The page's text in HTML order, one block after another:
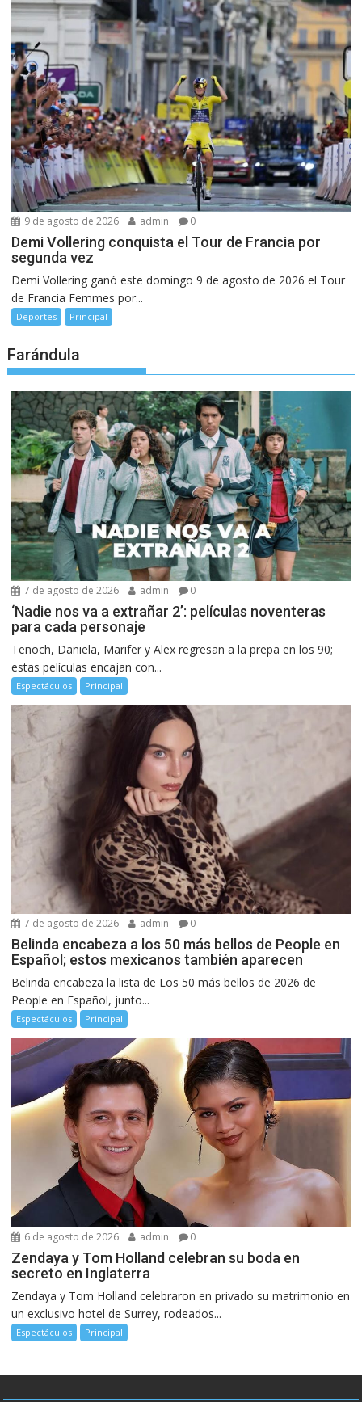
9 de agosto de 2026 admin 0
Demi Vollering conquista el Tour de Francia por
segunda vez
Demi Vollering ganó este domingo 9 de agosto de 2026 el Tour
de Francia Femmes por...
Deportes Principal
Farándula
7 de agosto de 2026 admin 0
‘Nadie nos va a extrañar 2’: películas noventeras
para cada personaje
Tenoch, Daniela, Marifer y Alex regresan a la prepa en los 90;
estas películas encajan con...
Espectáculos Principal
7 de agosto de 2026 admin 0
Belinda encabeza a los 50 más bellos de People en
Español; estos mexicanos también aparecen
Belinda encabeza la lista de Los 50 más bellos de 2026 de
People en Español, junto...
Espectáculos Principal
6 de agosto de 2026 admin 0
Zendaya y Tom Holland celebran su boda en
secreto en Inglaterra
Zendaya y Tom Holland celebraron en privado su matrimonio en
un exclusivo hotel de Surrey, rodeados...
Espectáculos Principal